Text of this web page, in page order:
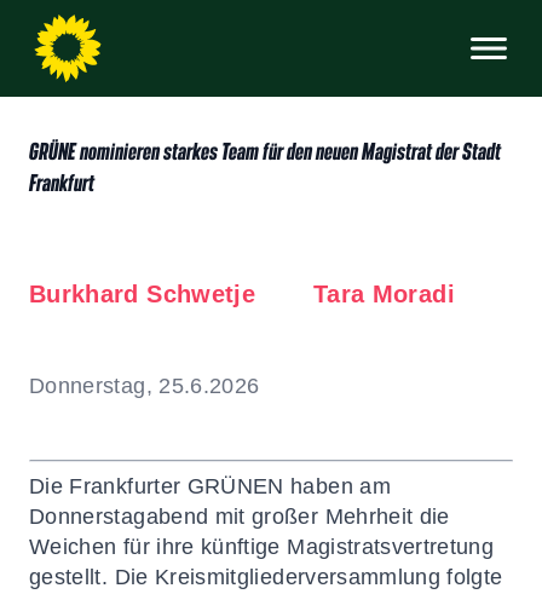
GRÜNE nominieren starkes Team für den neuen Magistrat der Stadt
Frankfurt
Burkhard Schwetje Tara Moradi
Donnerstag, 25.6.2026
Die Frankfurter GRÜNEN haben am
Donnerstagabend mit großer Mehrheit die
Weichen für ihre künftige Magistratsvertretung
gestellt. Die Kreismitgliederversammlung folgte